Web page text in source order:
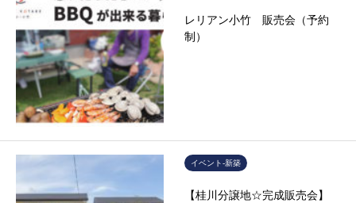
レリアン小竹 販売会（予約
制）
イベント-新築
【桂川分譲地☆完成販売会】